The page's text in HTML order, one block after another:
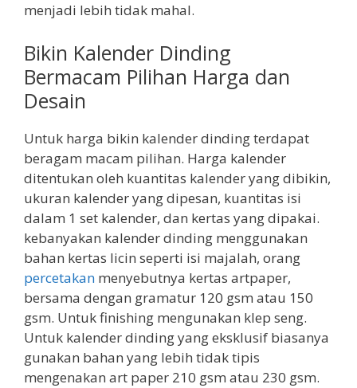
menjadi lebih tidak mahal.
Bikin Kalender Dinding
Bermacam Pilihan Harga dan
Desain
Untuk harga bikin kalender dinding terdapat
beragam macam pilihan. Harga kalender
ditentukan oleh kuantitas kalender yang dibikin,
ukuran kalender yang dipesan, kuantitas isi
dalam 1 set kalender, dan kertas yang dipakai.
kebanyakan kalender dinding menggunakan
bahan kertas licin seperti isi majalah, orang
percetakan menyebutnya kertas artpaper,
bersama dengan gramatur 120 gsm atau 150
gsm. Untuk finishing mengunakan klep seng.
Untuk kalender dinding yang eksklusif biasanya
gunakan bahan yang lebih tidak tipis
mengenakan art paper 210 gsm atau 230 gsm.